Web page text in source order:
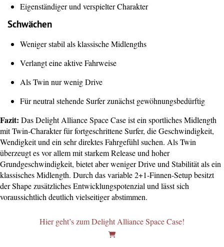
Eigenständiger und verspielter Charakter
Schwächen
Weniger stabil als klassische Midlengths
Verlangt eine aktive Fahrweise
Als Twin nur wenig Drive
Für neutral stehende Surfer zunächst gewöhnungsbedürftig
Fazit: Das Delight Alliance Space Case ist ein sportliches Midlength
mit Twin-Charakter für fortgeschrittene Surfer, die Geschwindigkeit,
Wendigkeit und ein sehr direktes Fahrgefühl suchen. Als Twin
überzeugt es vor allem mit starkem Release und hoher
Grundgeschwindigkeit, bietet aber weniger Drive und Stabilität als ein
klassisches Midlength. Durch das variable 2+1-Finnen-Setup besitzt
der Shape zusätzliches Entwicklungspotenzial und lässt sich
voraussichtlich deutlich vielseitiger abstimmen.
Hier geht’s zum Delight Alliance Space Case!